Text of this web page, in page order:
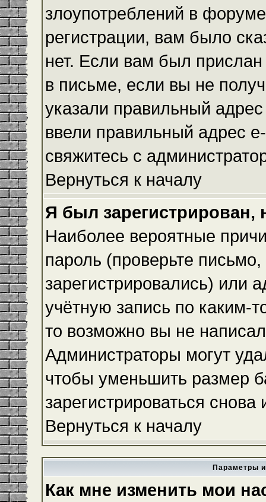
злоупотреблений в
регистрации, вам было
нет. Если вам был
в письме, если вы не
указали правильный
ввели правильный адрес
свяжитесь с
Вернуться к началу
Я был зарегистрирован,
Наиболее вероятные
пароль (проверьте
зарегистрировались) или
учётную запись по каким-
то возможно вы не
Администраторы могут
чтобы уменьшить размер
зарегистрироваться
Вернуться к началу
Параметры
Как мне изменить мои